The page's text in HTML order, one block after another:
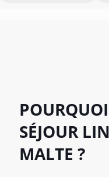
SÉJOUR
MALTE ?